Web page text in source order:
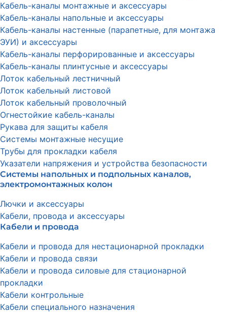
Кабель-каналы монтажные и аксессуары
Кабель-каналы напольные и аксессуары
Кабель-каналы настенные (парапетные, для монтажа
ЭУИ) и аксессуары
Кабель-каналы перфорированные и аксессуары
Кабель-каналы плинтусные и аксессуары
Лоток кабельный лестничный
Лоток кабельный листовой
Лоток кабельный проволочный
Огнестойкие кабель-каналы
Рукава для защиты кабеля
Системы монтажные несущие
Трубы для прокладки кабеля
Указатели напряжения и устройства безопасности
Системы напольных и подпольных каналов,
электромонтажных колон
Лючки и аксессуары
Кабели, провода и аксессуары
Кабели и провода
Кабели и провода для нестационарной прокладки
Кабели и провода связи
Кабели и провода силовые для стационарной
прокладки
Кабели контрольные
Кабели специального назначения